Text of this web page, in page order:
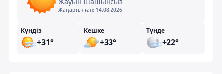
Жаңартылған: 14.08.2026
Күндіз
+31°
Кешке
+33°
Түнде
+22°